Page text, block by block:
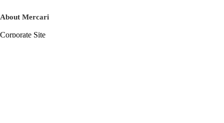
About Mercari
Corporate Site